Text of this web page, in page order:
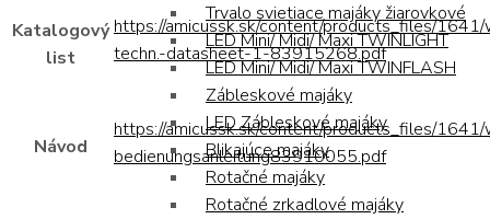
Trvalo svietiace majáky žiarovkové
LED Mini/ Midi/ Maxi TWINLIGHT
LED Mini/ Midi/ Maxi TWINFLASH
Zábleskové majáky
LED Zábleskové majáky
Blikajúce majáky
Rotačné majáky
Rotačné zrkadlové majáky
Katalogový
list
https://amicussk.sk/content/products_files/
techn.-datasheet-1-83915268.pdf
Návod
https://amicussk.sk/content/products_files/
bedienungsanleitung83910055.pdf